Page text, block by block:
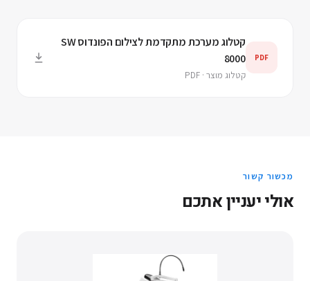
PDF
קטלוג מערכת מתקדמת לצילום הפונדוס SW
8000
קטלוג מוצר · PDF
מכשור קשור
אולי יעניין אתכם